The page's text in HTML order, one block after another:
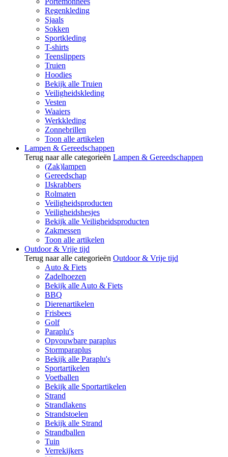
Regenkleding
Sjaals
Sokken
Sportkleding
T-shirts
Teenslippers
Truien
Hoodies
Bekijk alle Truien
Veiligheidskleding
Vesten
Waaiers
Werkkleding
Zonnebrillen
Toon alle artikelen
Lampen & Gereedschappen
Terug naar alle categorieën Lampen & Gereedschappen
(Zak)lampen
Gereedschap
IJskrabbers
Rolmaten
Veiligheidsproducten
Veiligheidshesjes
Bekijk alle Veiligheidsproducten
Zakmessen
Toon alle artikelen
Outdoor & Vrije tijd
Terug naar alle categorieën Outdoor & Vrije tijd
Auto & Fiets
Zadelhoezen
Bekijk alle Auto & Fiets
BBQ
Dierenartikelen
Frisbees
Golf
Paraplu's
Opvouwbare paraplus
Stormparaplus
Bekijk alle Paraplu's
Sportartikelen
Voetballen
Bekijk alle Sportartikelen
Strand
Strandlakens
Strandstoelen
Bekijk alle Strand
Strandballen
Tuin
Verrekijkers